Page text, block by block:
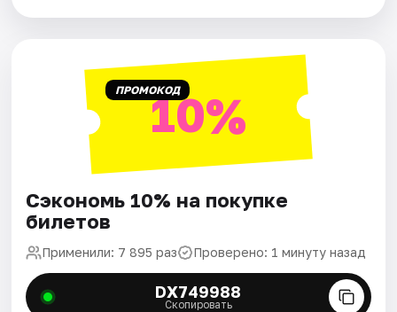
ПРОМОКОД10%
Сэкономь 10% на покупке
билетов
Применили: 7 895 раз Проверено: 1 минуту назад
DX749988
Скопировать